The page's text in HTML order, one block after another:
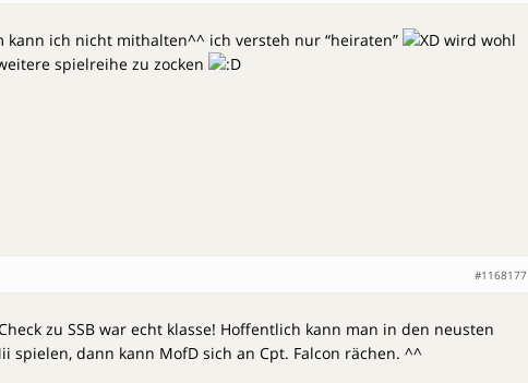
kann ich nicht mithalten^^ ich versteh nur “heiraten”
wird wohl
spielreihe zu zocken
#1168177
zu SSB war echt klasse! Hoffentlich kann man in den neusten
spielen, dann kann MofD sich an Cpt. Falcon rächen. ^^